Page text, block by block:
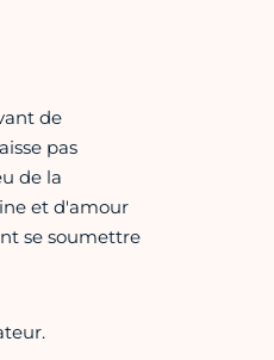
de
pas
de la
et d'amour
se soumettre